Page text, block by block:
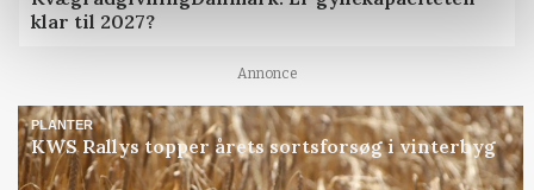
klar til 2027?
Annonce
PLANTER
KWS Rallys topper årets sortsforsøg i vinterbyg